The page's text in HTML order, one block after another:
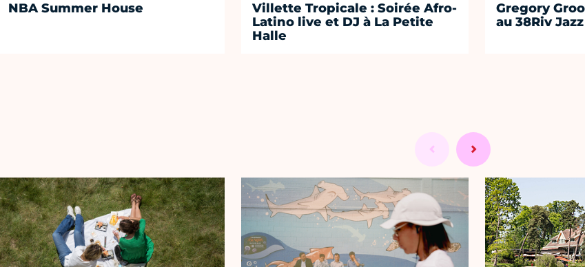
NBA Summer House
Villette Tropicale : Soirée Afro-
Latino live et DJ à La Petite
Halle
Gregory
au 38Riv